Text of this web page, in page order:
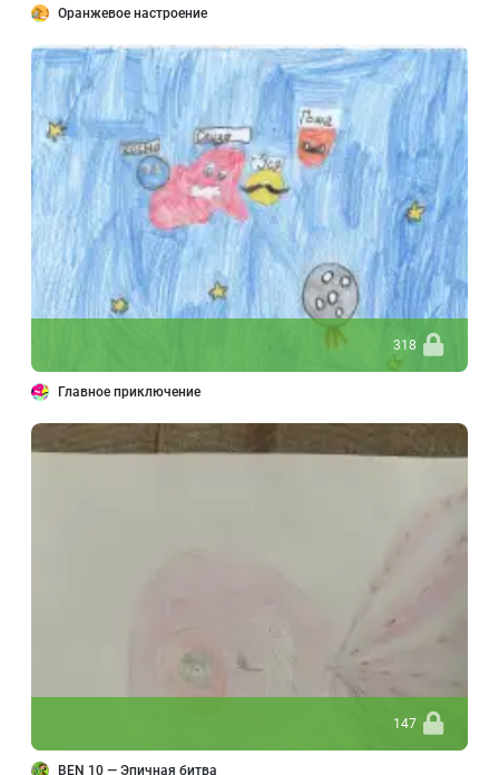
Оранжевое настроение
318
Главное приключение
147
BEN 10 — Эпичная битва